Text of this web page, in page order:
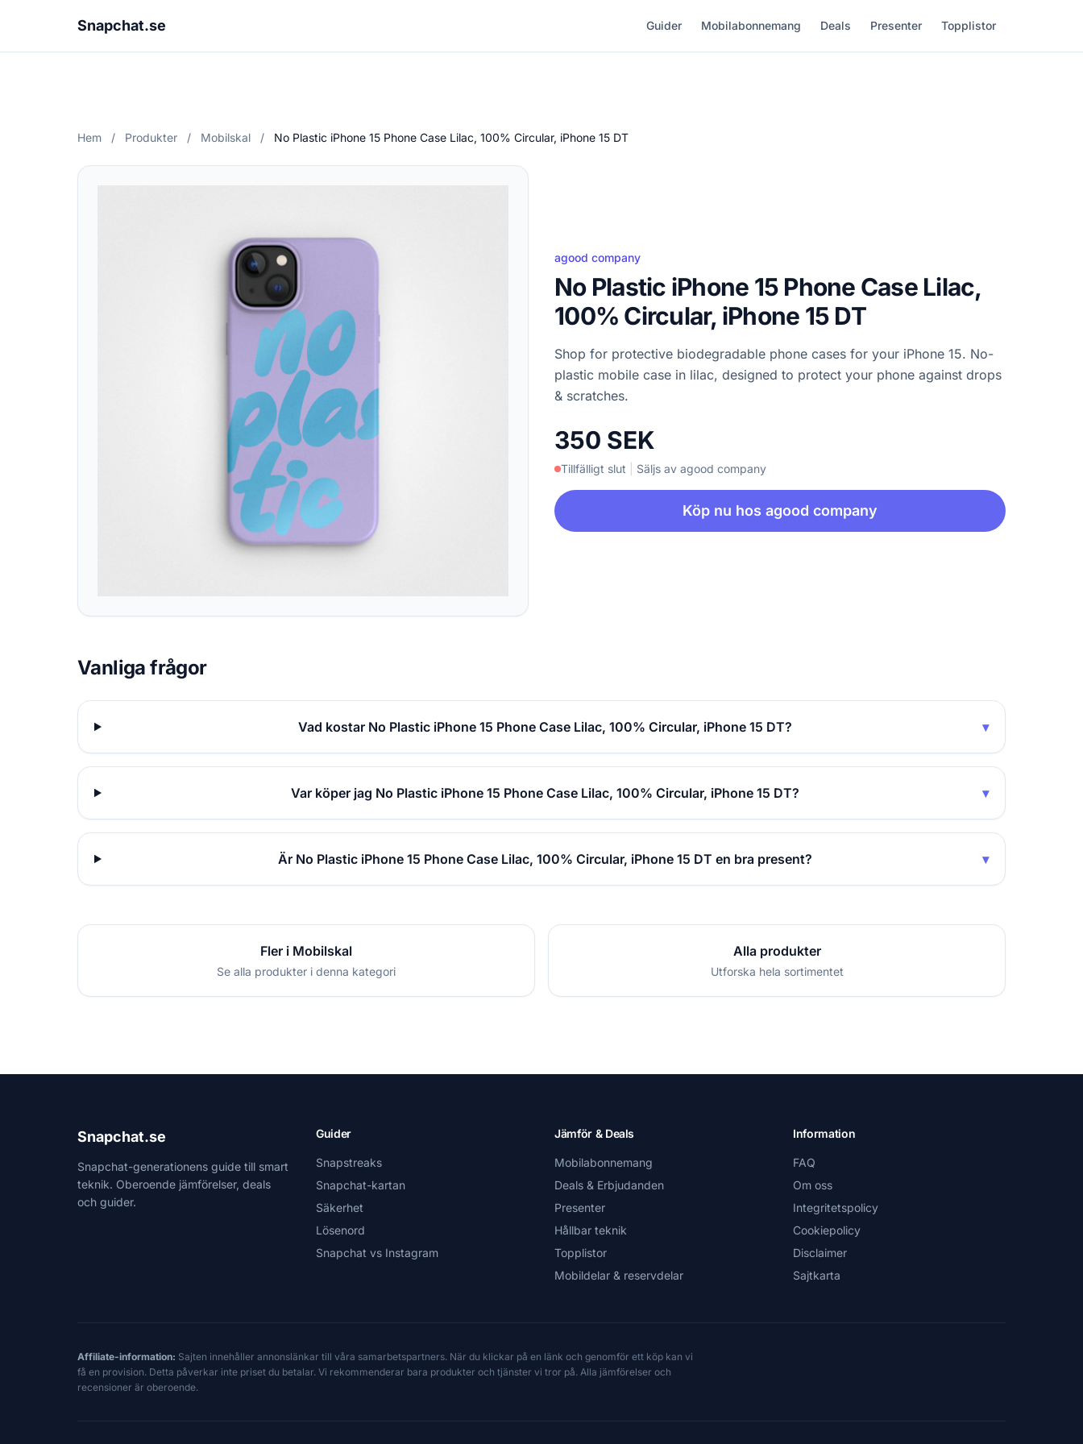
Snapchat.se Guider Mobilabonnemang Deals Presenter Topplistor
Hem / Produkter / Mobilskal / No Plastic iPhone 15 Phone Case Lilac, 100% Circular, iPhone 15 DT
agood company
No Plastic iPhone 15 Phone Case Lilac,
100% Circular, iPhone 15 DT
Shop for protective biodegradable phone cases for your iPhone 15. No-
plastic mobile case in lilac, designed to protect your phone against drops
& scratches.
350 SEK
Tillfälligt slut Säljs av agood company
Köp nu hos agood company
Vanliga frågor
Vad kostar No Plastic iPhone 15 Phone Case Lilac, 100% Circular, iPhone 15 DT? ▾
Var köper jag No Plastic iPhone 15 Phone Case Lilac, 100% Circular, iPhone 15 DT? ▾
Är No Plastic iPhone 15 Phone Case Lilac, 100% Circular, iPhone 15 DT en bra present? ▾
Fler i Mobilskal
Se alla produkter i denna kategori
Alla produkter
Utforska hela sortimentet
Snapchat.se
Snapchat-generationens guide till smart
teknik. Oberoende jämförelser, deals
och guider.
Guider
Snapstreaks
Snapchat-kartan
Säkerhet
Lösenord
Snapchat vs Instagram
Jämför & Deals
Mobilabonnemang
Deals & Erbjudanden
Presenter
Hållbar teknik
Topplistor
Mobildelar & reservdelar
Information
FAQ
Om oss
Integritetspolicy
Cookiepolicy
Disclaimer
Sajtkarta
Affiliate-information: Sajten innehåller annonslänkar till våra samarbetspartners. När du klickar på en länk och genomför ett köp kan vi
få en provision. Detta påverkar inte priset du betalar. Vi rekommenderar bara produkter och tjänster vi tror på. Alla jämförelser och
recensioner är oberoende.